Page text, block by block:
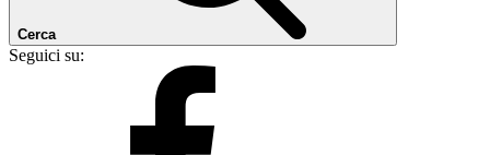
Cerca
Seguici su: